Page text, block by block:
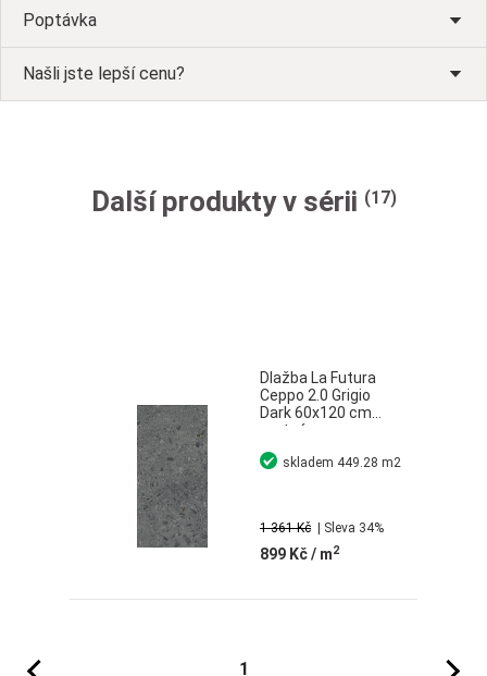
Poptávka
Našli jste lepší cenu?
Další produkty v sérii (17)
Dlažba La Futura
Ceppo 2.0 Grigio
Dark 60x120 cm
matná
rektifikovaná
1 361 Kč | Sleva 34%
899 Kč/ m2
skladem 449.28 m2
Předchozí 1